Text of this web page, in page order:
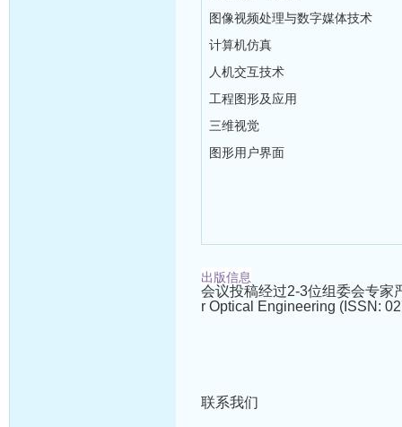
图像视频处理与数字媒体技术
计算机仿真
人机交互技术
工程图形及应用
三维视觉
图形用户界面
出版信息
会议投稿经过2-3位组委会专家
r Optical Engineering (ISSN:
联系我们